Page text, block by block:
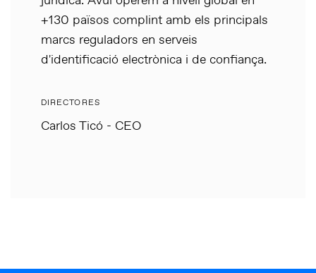
+130 països complint amb els principals
marcs reguladors en serveis
d'identificació electrònica i de confiança.
DIRECTORES
Carlos Ticó - CEO